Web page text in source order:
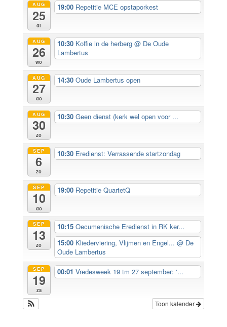
AUG
25
di
19:00 Repetitie MCE opstaporkest
AUG
26
wo
10:30 Koffie in de herberg@ De Oude
Lambertus
AUG
27
do
14:30Oude Lambertus open
AUG
30
zo
10:30Geen dienst (kerk wel open voor ...
SEP
6
zo
10:30 Eredienst: Verrassende startzondag
SEP
10
do
19:00 Repetitie QuartetQ
SEP
13
zo
10:15Oecumenische Eredienst in RK ker...
15:00 Kliederviering, Vlijmen en Engel...@ De
Oude Lambertus
SEP
19
za
00:01Vredesweek 19 tm 27 september: ‘...
Toon kalender